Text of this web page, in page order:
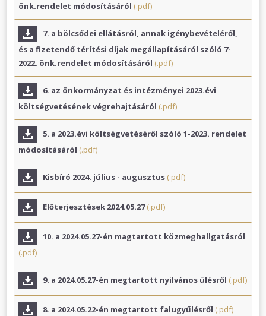
önk.rendelet módosításáról (.pdf)
7. a bölcsődei ellátásról, annak igénybevételéről,
és a fizetendő térítési díjak megállapításáról szóló 7-
2022. önk.rendelet módosításáról (.pdf)
6. az önkormányzat és intézményei 2023.évi
költségvetésének végrehajtásáról (.pdf)
5. a 2023.évi költségvetéséről szóló 1-2023. rendelet
módosításáról (.pdf)
Kisbíró 2024. július - augusztus (.pdf)
Előterjesztések 2024.05.27(.pdf)
10. a 2024.05.27-én magtartott közmeghallgatásról
(.pdf)
9. a 2024.05.27-én megtartott nyilvános ülésről (.pdf)
8. a 2024.05.22-én megtartott falugyűlésről (.pdf)